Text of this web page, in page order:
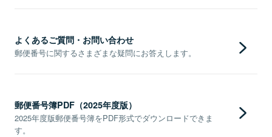
よくあるご質問・お問い合わせ
郵便番号に関するさまざまな疑問にお答えします。
郵便番号簿PDF（2025年度版）
2025年度版郵便番号簿をPDF形式でダウンロードできま
す。